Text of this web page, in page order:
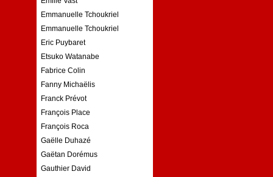
Emmanuelle Tchoukriel
Emmanuelle Tchoukriel
Eric Puybaret
Etsuko Watanabe
Fabrice Colin
Fanny Michaëlis
Franck Prévot
François Place
François Roca
Gaëlle Duhazé
Gaëtan Dorémus
Gauthier David